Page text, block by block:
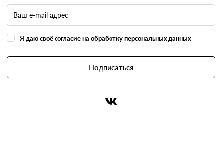
Я даю своё согласие на обработку персональных данных
Подписаться